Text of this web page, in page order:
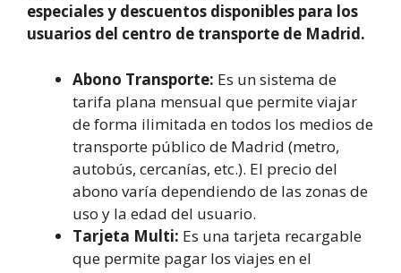
especiales y descuentos disponibles para los
usuarios del centro de transporte de Madrid.
Abono Transporte: Es un sistema de
tarifa plana mensual que permite viajar
de forma ilimitada en todos los medios de
transporte público de Madrid (metro,
autobús, cercanías, etc.). El precio del
abono varía dependiendo de las zonas de
uso y la edad del usuario.
Tarjeta Multi: Es una tarjeta recargable
que permite pagar los viajes en el